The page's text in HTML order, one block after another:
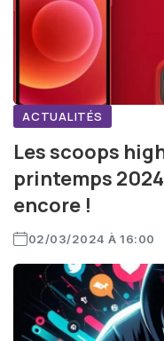
ACTUALITÉS
Les scoops
printemps
encore !
02/03/2024 À 16:00